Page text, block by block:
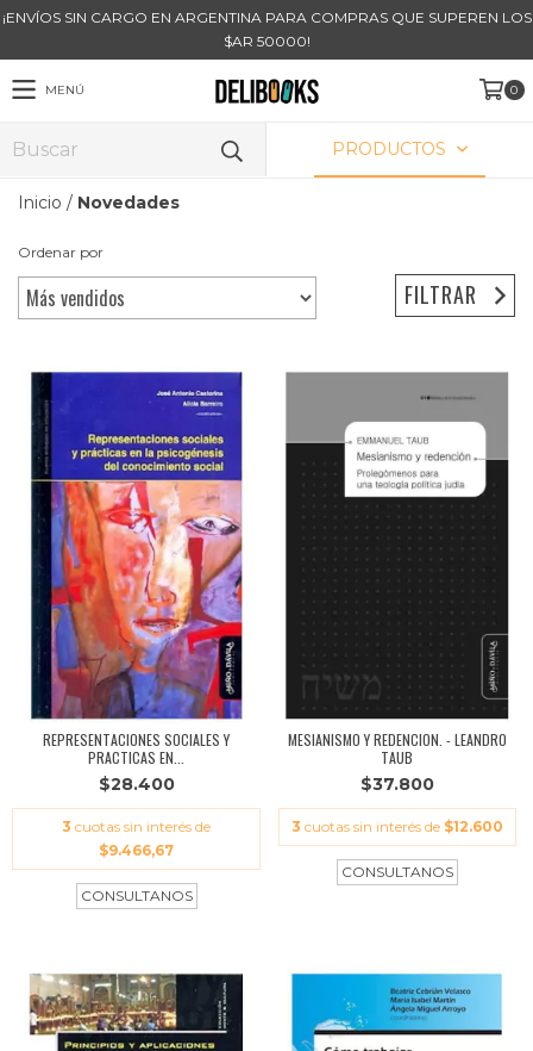
¡ENVÍOS SIN CARGO EN ARGENTINA PARA COMPRAS QUE SUPEREN LOS
$AR 50000!
MENÚ 0
PRODUCTOS
Inicio / Novedades
Ordenar por
FILTRAR
REPRESENTACIONES SOCIALES Y
PRACTICAS EN...
$28.400
3 cuotas sin interés de
$9.466,67
MESIANISMO Y REDENCION. - LEANDRO
TAUB
$37.800
3 cuotas sin interés de $12.600